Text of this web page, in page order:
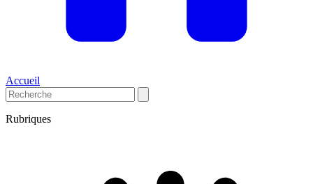
Accueil
Rubriques